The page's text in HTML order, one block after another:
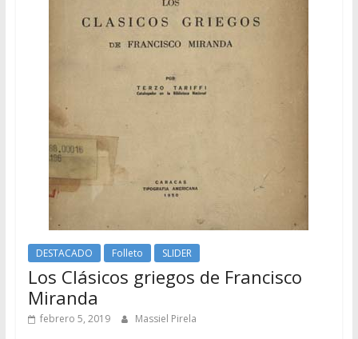
DESTACADO Folleto SLIDER
Los Clásicos griegos de Francisco
Miranda
febrero 5, 2019 Massiel Pirela